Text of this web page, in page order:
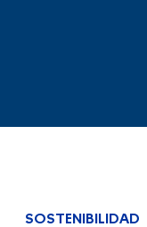
SOSTENIBILIDAD